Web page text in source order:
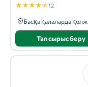
★★★★★12
Басқа қалаларда
Тапсырыс беру